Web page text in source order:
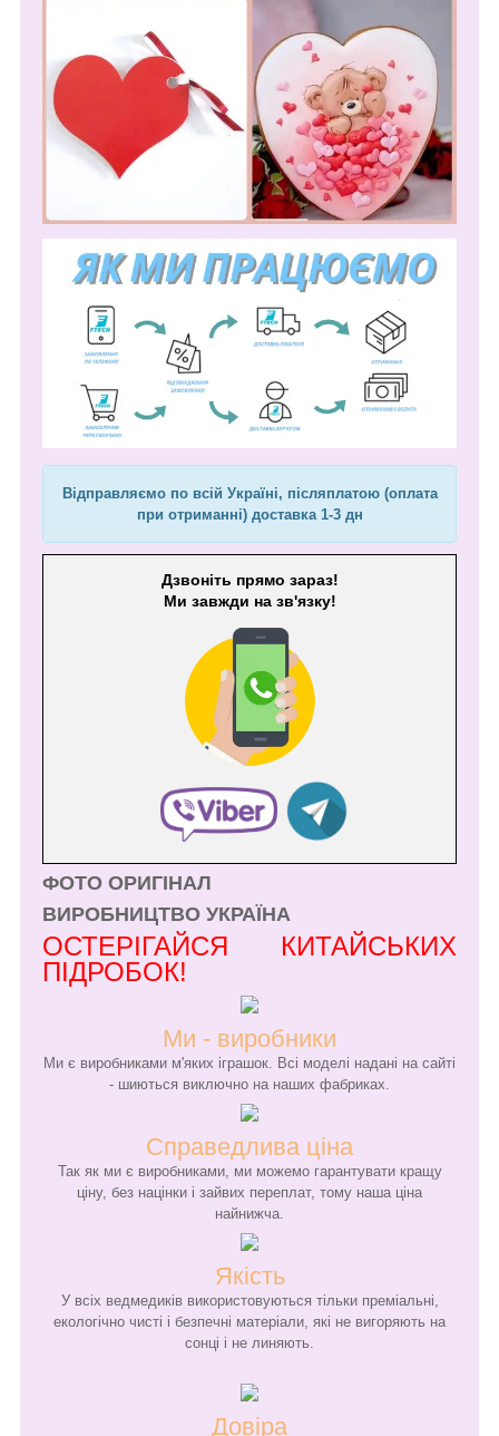
Відправляємо по всій Україні, післяплатою (оплата
при отриманні) доставка 1-3 дн
Дзвоніть прямо зараз!
Ми завжди на зв'язку!
ФОТО ОРИГІНАЛ
ВИРОБНИЦТВО УКРАЇНА
ОСТЕРІГАЙСЯ КИТАЙСЬКИХ
ПІДРОБОК!
Ми - виробники
Ми є виробниками м'яких іграшок. Всі моделі надані на сайті
- шиються виключно на наших фабриках.
Справедлива ціна
Так як ми є виробниками, ми можемо гарантувати кращу
ціну, без націнки і зайвих переплат, тому наша ціна
найнижча.
Якість
У всіх ведмедиків використовуються тільки преміальні,
екологічно чисті і безпечні матеріали, які не вигоряють на
сонці і не линяють.
Довіра